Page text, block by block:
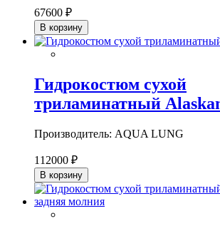
67600 ₽
В корзину
Гидрокостюм сухой
триламинатный
Производитель: AQUA LUNG
112000 ₽
В корзину